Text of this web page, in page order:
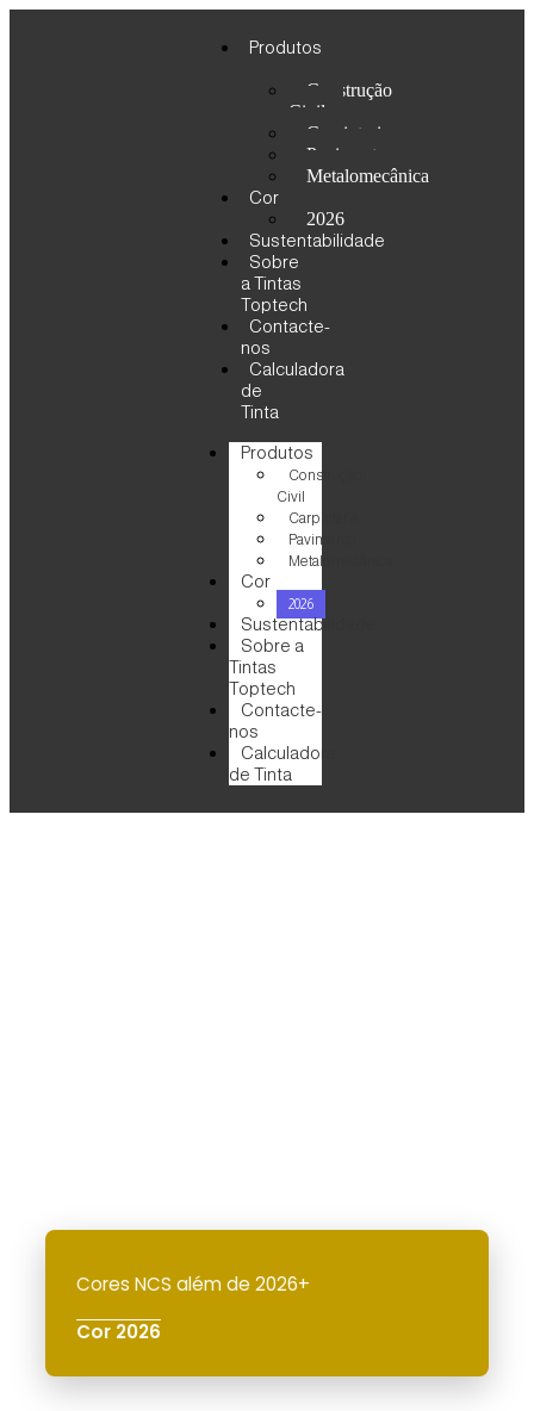
Produtos
Construção
Civil
Carpintaria
Pavimento
Metalomecânica
Cor
2026
Sustentabilidade
Sobre
a Tintas
Toptech
Contacte-
nos
Calculadora
de
Tinta
Produtos
Construção
Civil
Carpintaria
Pavimento
Metalomecânica
Cor
2026
Sustentabilidade
Sobre a
Tintas
Toptech
Contacte-
nos
Calculadora
de Tinta
Cores NCS além de 2026+
Cor 2026